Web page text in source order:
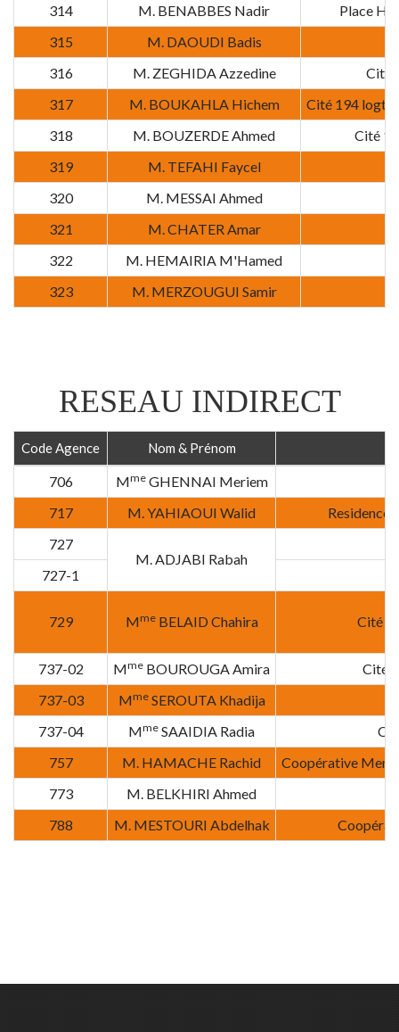
314
M. BENABBES Nadir
Place
315
M. DAOUDI Badis
316
M. ZEGHIDA Azzedine
Cité
317
M. BOUKAHLA Hichem
Cité 194 logts
318
M. BOUZERDE Ahmed
Cité
319
M. TEFAHI Faycel
320
M. MESSAI Ahmed
321
M. CHATER Amar
322
M. HEMAIRIA M'Hamed
323
M. MERZOUGUI Samir
RESEAU INDIRECT
Code Agence Nom & Prénom
706 MmeGHENNAI Meriem
717
M. YAHIAOUI Walid
Residence
727
M. ADJABI Rabah
727-1
729 MmeBELAID Chahira Cité
737-02 Mme BOUROUGA Amira
Cité
737-03
MmeSEROUTA Khadija
737-04
Mme SAAIDIA Radia
757
M. HAMACHE Rachid
Coopérative
773
M. BELKHIRI Ahmed
788
M. MESTOURI Abdelhak